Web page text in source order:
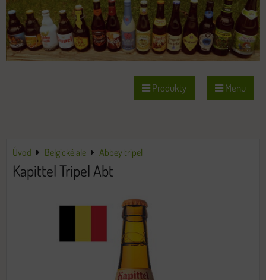
Produkty Menu
Úvod Belgické ale Abbey tripel
Kapittel Tripel Abt